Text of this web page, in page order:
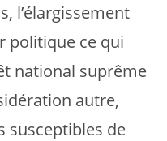
l’élargissement
politique ce qui
national suprême
autre,
susceptibles de